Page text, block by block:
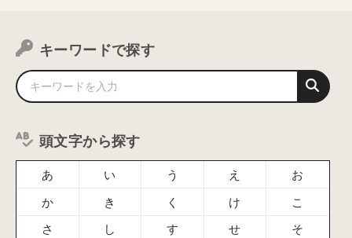
キーワードで探す
頭文字から探す
あ い う え お
か き く け こ
さ し す せ そ